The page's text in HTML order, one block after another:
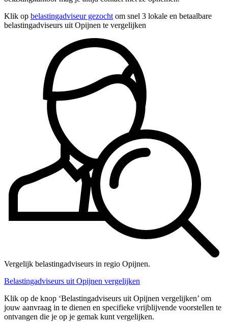
Klik op belastingadviseur gezocht om snel 3 lokale en betaalbare
belastingadviseurs uit Opijnen te vergelijken
Vergelijk belastingadviseurs in regio Opijnen.
Belastingadviseurs uit Opijnen vergelijken
Klik op de knop ‘Belastingadviseurs uit Opijnen vergelijken’ om
jouw aanvraag in te dienen en specifieke vrijblijvende voorstellen te
ontvangen die je op je gemak kunt vergelijken.